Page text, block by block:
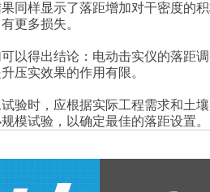
样显示了落距增加对干密度的积
更多损失。
以得出结论：电动击实仪的落距
压实效果的作用有限。
时，应根据实际工程需求和土壤
模试验，以确定最佳的落距设置。